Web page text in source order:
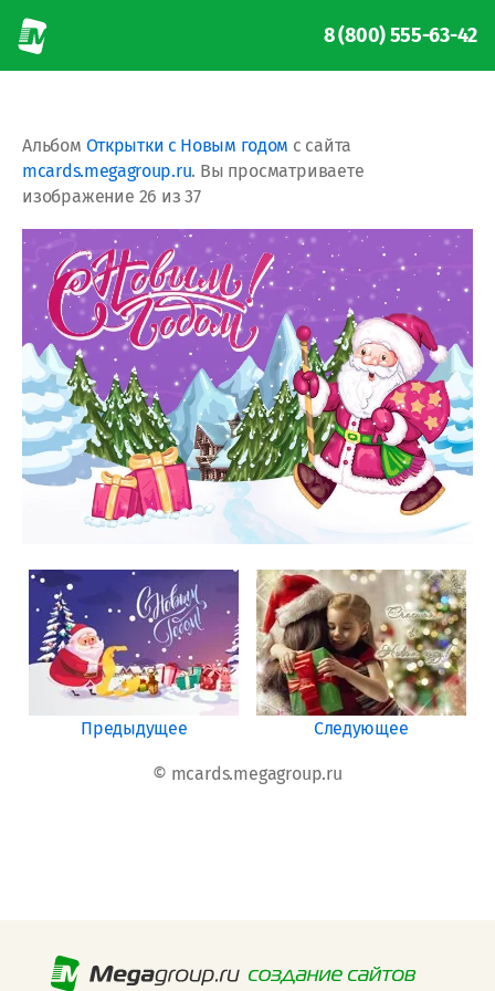
8 (800) 555-63-42
Альбом Открытки с Новым годом с сайта
mcards.megagroup.ru. Вы просматриваете
изображение 26 из 37
Предыдущее Следующее
© mcards.megagroup.ru